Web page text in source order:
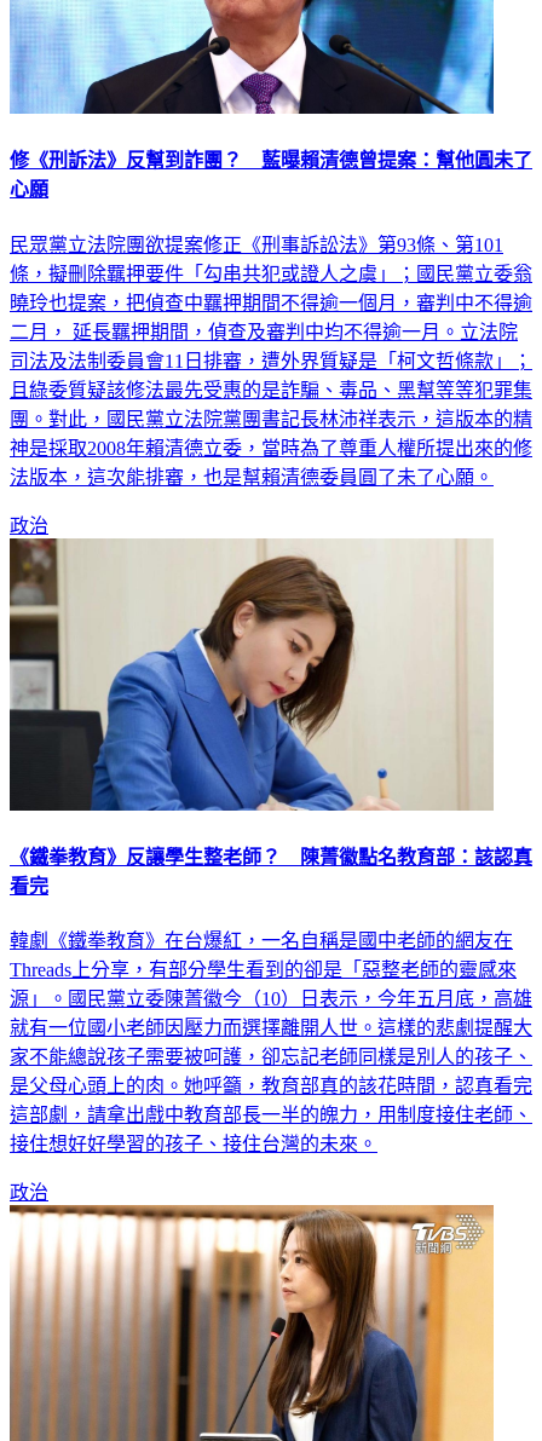
修《刑訴法》反幫到詐團？ 藍曝賴清德曾提案：幫他圓未了
心願
民眾黨立法院團欲提案修正《刑事訴訟法》第93條、第101
條，擬刪除羈押要件「勾串共犯或證人之虞」；國民黨立委翁
曉玲也提案，把偵查中羈押期間不得逾一個月，審判中不得逾
二月， 延長羈押期間，偵查及審判中均不得逾一月。立法院
司法及法制委員會11日排審，遭外界質疑是「柯文哲條款」；
且綠委質疑該修法最先受惠的是詐騙、毒品、黑幫等等犯罪集
團。對此，國民黨立法院黨團書記長林沛祥表示，這版本的精
神是採取2008年賴清德立委，當時為了尊重人權所提出來的修
法版本，這次能排審，也是幫賴清德委員圓了未了心願。
政治
《鐵拳教育》反讓學生整老師？ 陳菁徽點名教育部：該認真
看完
韓劇《鐵拳教育》在台爆紅，一名自稱是國中老師的網友在
Threads上分享，有部分學生看到的卻是「惡整老師的靈感來
源」。國民黨立委陳菁徽今（10）日表示，今年五月底，高雄
就有一位國小老師因壓力而選擇離開人世。這樣的悲劇提醒大
家不能總說孩子需要被呵護，卻忘記老師同樣是別人的孩子、
是父母心頭上的肉。她呼籲，教育部真的該花時間，認真看完
這部劇，請拿出戲中教育部長一半的魄力，用制度接住老師、
接住想好好學習的孩子、接住台灣的未來。
政治